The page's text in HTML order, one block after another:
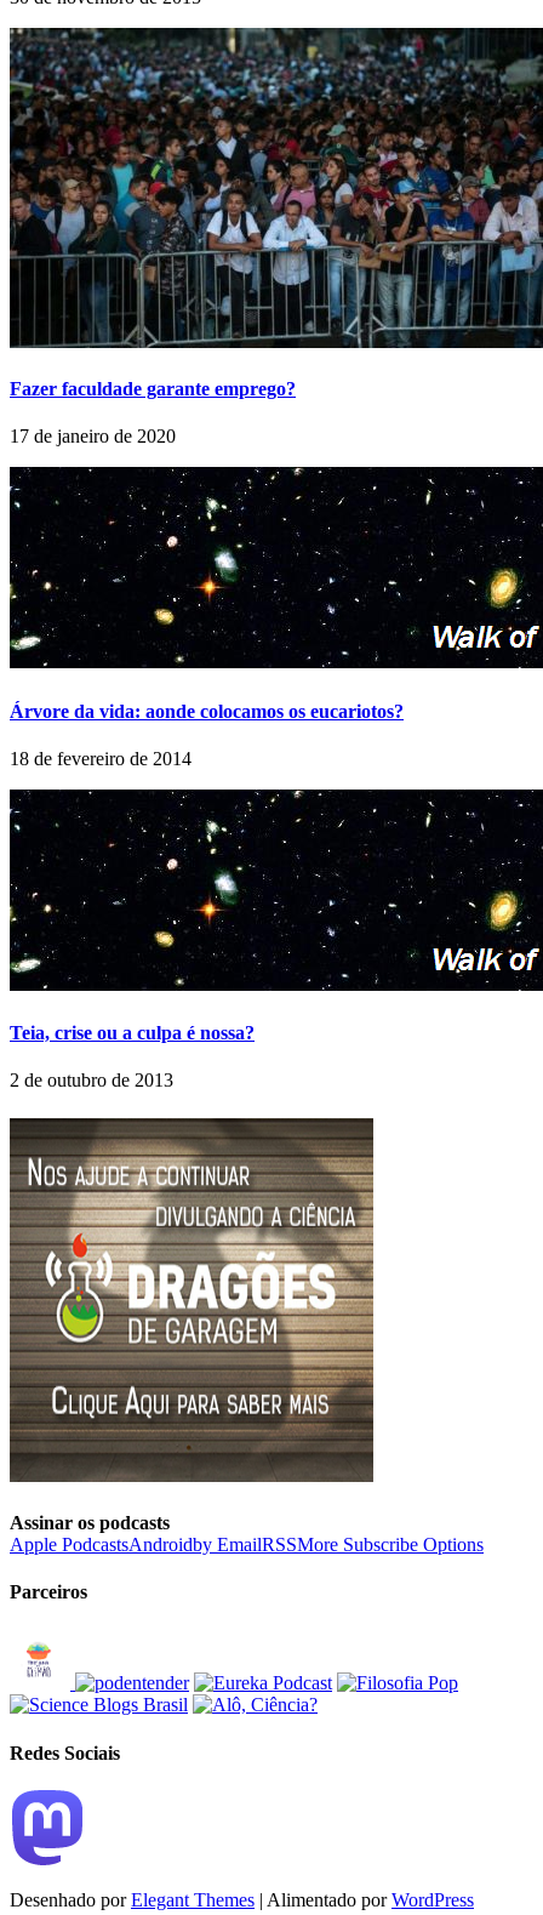
Fazer faculdade garante emprego?
17 de janeiro de 2020
Árvore da vida: aonde colocamos os eucariotos?
18 de fevereiro de 2014
Teia, crise ou a culpa é nossa?
2 de outubro de 2013
Assinar os podcasts
Apple PodcastsAndroidby EmailRSSMore Subscribe Options
Parceiros
Redes Sociais
Desenhado porElegant Themes | Alimentado porWordPress